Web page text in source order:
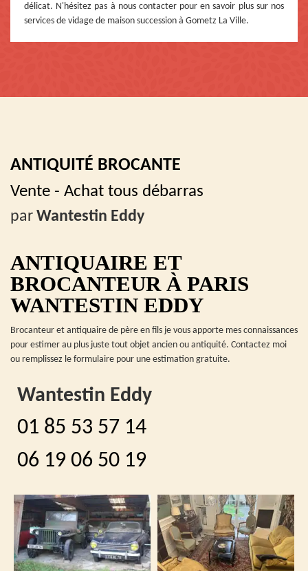
délicat. N'hésitez pas à nous contacter pour en savoir plus sur nos
services de vidage de maison succession à Gometz La Ville.
ANTIQUITÉ BROCANTE
Vente - Achat tous débarras
par Wantestin Eddy
ANTIQUAIRE ET
BROCANTEUR À PARIS
WANTESTIN EDDY
Brocanteur et antiquaire de père en fils je vous apporte mes connaissances
pour estimer au plus juste tout objet ancien ou antiquité. Contactez moi
ou remplissez le formulaire pour une estimation gratuite.
Wantestin Eddy
01 85 53 57 14
06 19 06 50 19